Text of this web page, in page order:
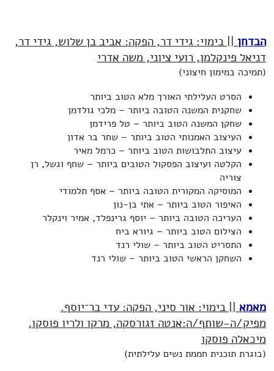
הבדחן || בימוי: גידי דר, הפקה: אביב בן שלוש, גידי דר,
דניאל פינקלמן, רועי ציוני, משה אדרי
(תמיכה במימון חיצוני)
הסרט העלילתי האורך מלא הטוב ביותר
שחקנית המשנה הטובה ביותר – מלכי גולדמן
שחקן המשנה הטוב ביותר – טל פרידמן
העיצוב האמנותי הטוב ביותר – שחר בר אדון
עיצוב התלבושות הטוב ביותר – כרמל מאיר
הקלטה ועיצוב הפסקול הטובים ביותר – שחף וגשל, רן
צוריה
המוסיקה המקורית הטובה ביותר – אסף תלמודי
האיפור הטוב ביותר – אתי בן-נון
העריכה הטובה ביותר – יוסף גרינפלד, אמיר וינקלר
הצילום הטוב ביותר – גיורא ביח
התסריט הטוב ביותר – שולי רנד
השחקן הראשי הטוב ביותר – שולי רנד
מאמא || בימוי: אור סיני, הפקה: עדי בר־יוסף.
מפיק/ה-שותף/ה:אנטה זגורסקה, מרקו ולריו פוסקו,
מיכאלה פוסקו
(בוגרת תוכנית חממת נשים עלילתית)